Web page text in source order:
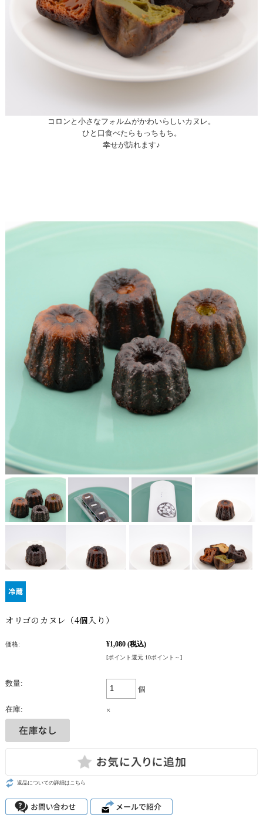
コロンと小さなフォルムがかわいらしいカヌレ。
ひと口食べたらもっちもち。
幸せが訪れます♪
オリゴのカヌレ（4個入り）
価格: ¥1,080 (税込)
[ポイント還元 10ポイント～]
数量:
個
在庫: ×
返品についての詳細はこちら